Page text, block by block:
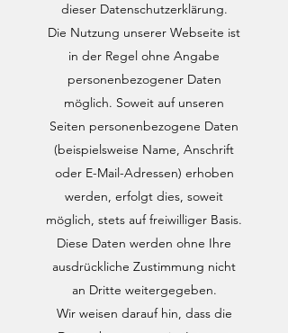
dieser Datenschutzerklärung.
Die Nutzung unserer Webseite ist
in der Regel ohne Angabe
personenbezogener Daten
möglich. Soweit auf unseren
Seiten personenbezogene Daten
(beispielsweise Name, Anschrift
oder E-Mail-Adressen) erhoben
werden, erfolgt dies, soweit
möglich, stets auf freiwilliger Basis.
Diese Daten werden ohne Ihre
ausdrückliche Zustimmung nicht
an Dritte weitergegeben.
Wir weisen darauf hin, dass die